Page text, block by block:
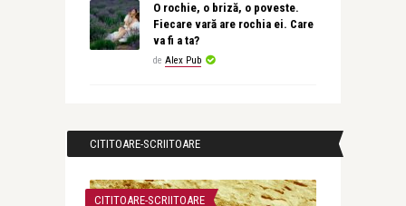
O rochie, o briză, o poveste.
Fiecare vară are rochia ei. Care
va fi a ta?
de Alex Pub
CITITOARE-SCRIITOARE
CITITOARE-SCRIITOARE